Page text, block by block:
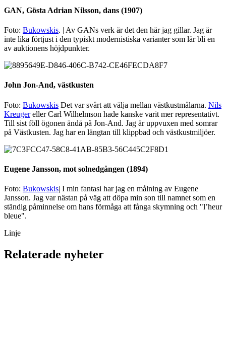
GAN, Gösta Adrian Nilsson, dans (1907)
Foto: Bukowskis. | Av GANs verk är det den här jag gillar. Jag är
inte lika förtjust i den typiskt modernistiska varianter som lär bli en
av auktionens höjdpunkter.
John Jon-And, västkusten
Foto: Bukowskis Det var svårt att välja mellan västkustmålarna. Nils
Kreugereller Carl Wilhelmson hade kanske varit mer representativt.
Till sist föll ögonen ändå på Jon-And. Jag är uppvuxen med somrar
på Västkusten. Jag har en längtan till klippbad och västkustmiljöer.
Eugene Jansson, mot solnedgången (1894)
Foto: Bukowskis| I min fantasi har jag en målning av Eugene
Jansson. Jag var nästan på väg att döpa min son till namnet som en
ständig påminnelse om hans förmåga att fånga skymning och "l’heur
bleue".
Linje
Relaterade nyheter